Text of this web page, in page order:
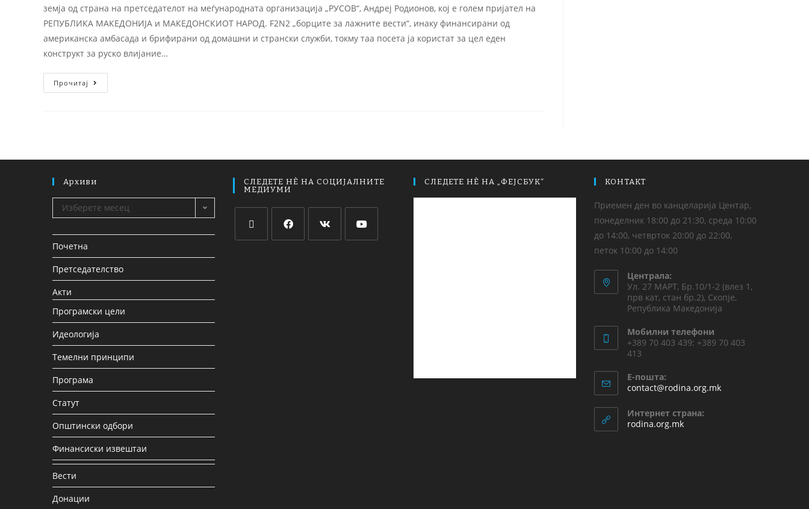
земја од страна на претседателот на меѓународната организација „РУСОВ“, Андреј Родионов, кој е голем пријател на
РЕПУБЛИКА МАКЕДОНИЈА и МАКЕДОНСКИОТ НАРОД. F2N2 „борците за лажните вести“, инаку финансирани од
американска амбасада и брифирани од домашни и странски служби, токму таа посета ја користат за цел еден
конструкт за руско влијание…
Прочитај
Архиви
Изберете месец
Почетна
Претседателство
Акти
Програмски цели
Идеологија
Темелни принципи
Програма
Статут
Општински одбори
Финансиски извештаи
Вести
Донации
СЛЕДЕТЕ НЀ НА СОЦИЈАЛНИТЕ
МЕДИУМИ
СЛЕДЕТЕ НЀ НА „ФЕЈСБУК“ КОНТАКТ
Приемен ден во канцеларија Центар,
понеделник 18:00 до 21:30, среда 10:00
до 14:00, четврток 20:00 до 22:00,
петок 10:00 до 14:00
Централа:
Ул. 27 МАРТ, Бр.10/1-2 (влез 1,
прв кат, стан бр.2), Скопје,
Република Македонија
Мобилни телефони
+389 70 403 439; +389 70 403
413
Е-пошта:
contact@rodina.org.mk
Интернет страна:
rodina.org.mk